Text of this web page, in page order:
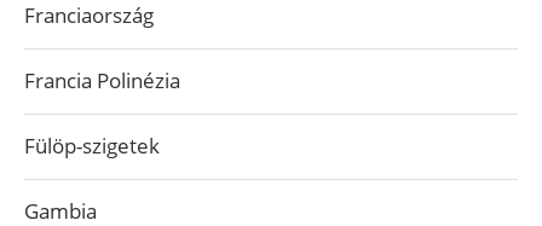
Franciaország
Francia Polinézia
Fülöp-szigetek
Gambia